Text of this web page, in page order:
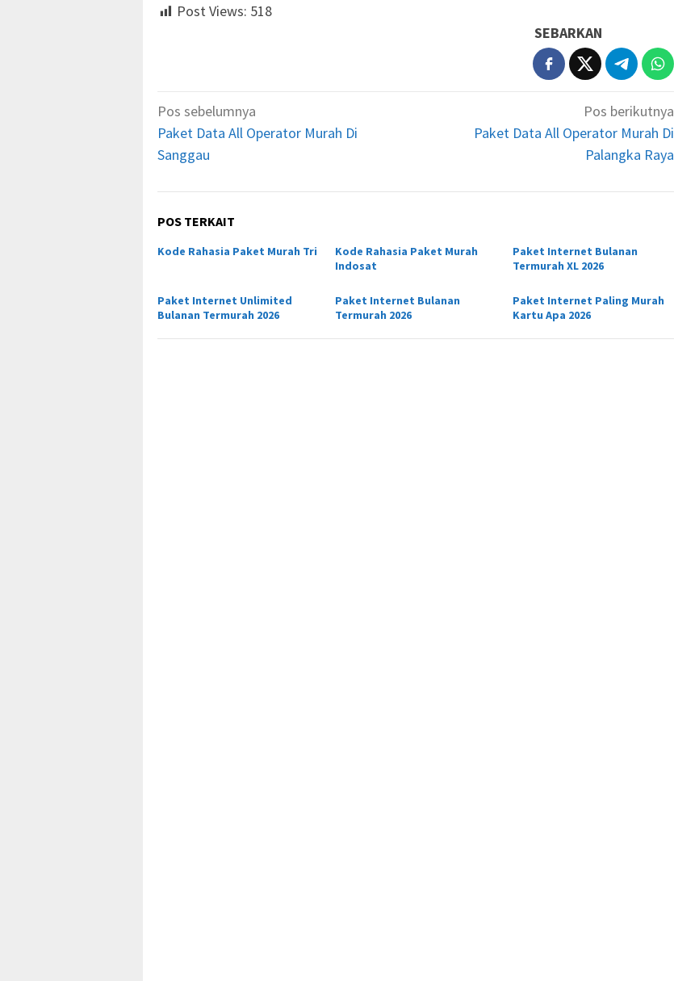
Post Views: 518
SEBARKAN
Navigasi
pos
Pos sebelumnya
Paket Data All Operator Murah Di
Sanggau
Pos berikutnya
Paket Data All Operator Murah Di
Palangka Raya
POS TERKAIT
Kode Rahasia Paket Murah Tri
Kode Rahasia Paket Murah
Indosat
Paket Internet Bulanan
Termurah XL 2026
Paket Internet Unlimited
Bulanan Termurah 2026
Paket Internet Bulanan
Termurah 2026
Paket Internet Paling Murah
Kartu Apa 2026